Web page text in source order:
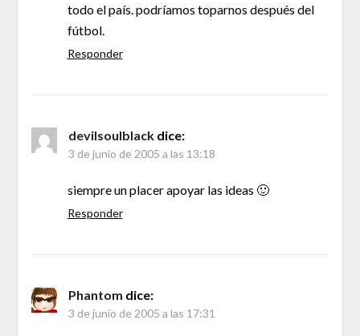
todo el país. podríamos toparnos después del
fútbol.
Responder
devilsoulblack dice:
3 de junio de 2005 a las 13:18
siempre un placer apoyar las ideas 🙂
Responder
Phantom dice:
3 de junio de 2005 a las 17:31